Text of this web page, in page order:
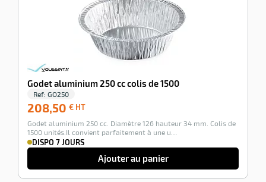
Godet aluminium 250 cc colis de 1500
Ref: GO250
208,50 € HT
HT
Godet aluminium 250 cc. Diamètre 126 hauteur 34 mm. Colis de
1500 unités.Il convient parfaitement à une u…
DISPO 7 JOURS
Ajouter au panier